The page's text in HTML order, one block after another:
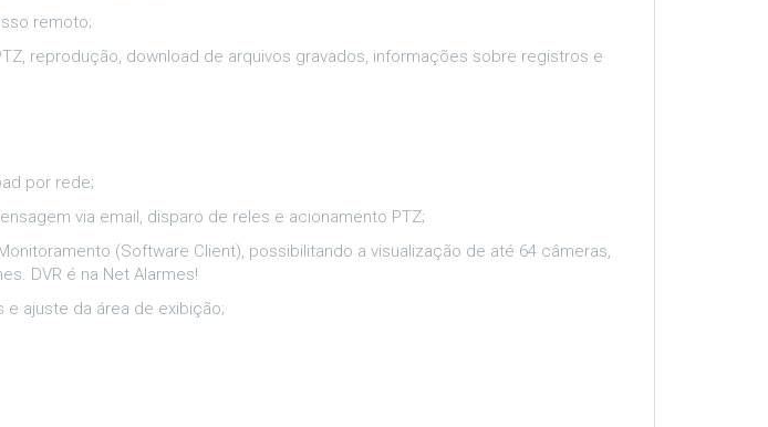
remoto;
reprodução, download de arquivos gravados, informações sobre registros e
por rede;
via email, disparo de reles e acionamento PTZ;
(Software Client), possibilitando a visualização de até 64 câmeras,
DVR é na Net Alarmes!
ajuste da área de exibição;